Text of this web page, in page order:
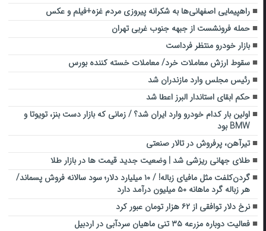
راهپیمایی اصفهانی‌ها به شکرانه پیروزی مردم غزه+فیلم و عکس
حمله فرونشست از جبهه جنوب غربی تهران
بازار خودرو منتظر فرداست
سقوط ارزش معاملات خرد/ معاملات خسته کننده بورس
رئیس مجلس وارد مازندران شد
حکم ابقای استاندار البرز اعطا شد
اولین بار کدام خودرو وارد ایران شد؟ / زمانی که بازار دست بنز، تویوتا و
BMW بود
تیرآهن، پرفروش در تالار صنعتی
طلای جهانی ریزشی شد | وضعیت جدید قیمت ها در بازار طلا
گردن‌کلفت مثل مافیای زباله! / ۱۰ میلیارد دلار؛ سود سالانه فروش پسماند/
هر زباله گرد ماهانه ۵۰ میلیون درآمد دارد
نرخ دلار توافقی از ۶۲ هزار تومان عبور کرد
فعالیت دوباره مزرعه ۳۵ تنی ماهیان سردآبی در اردبیل